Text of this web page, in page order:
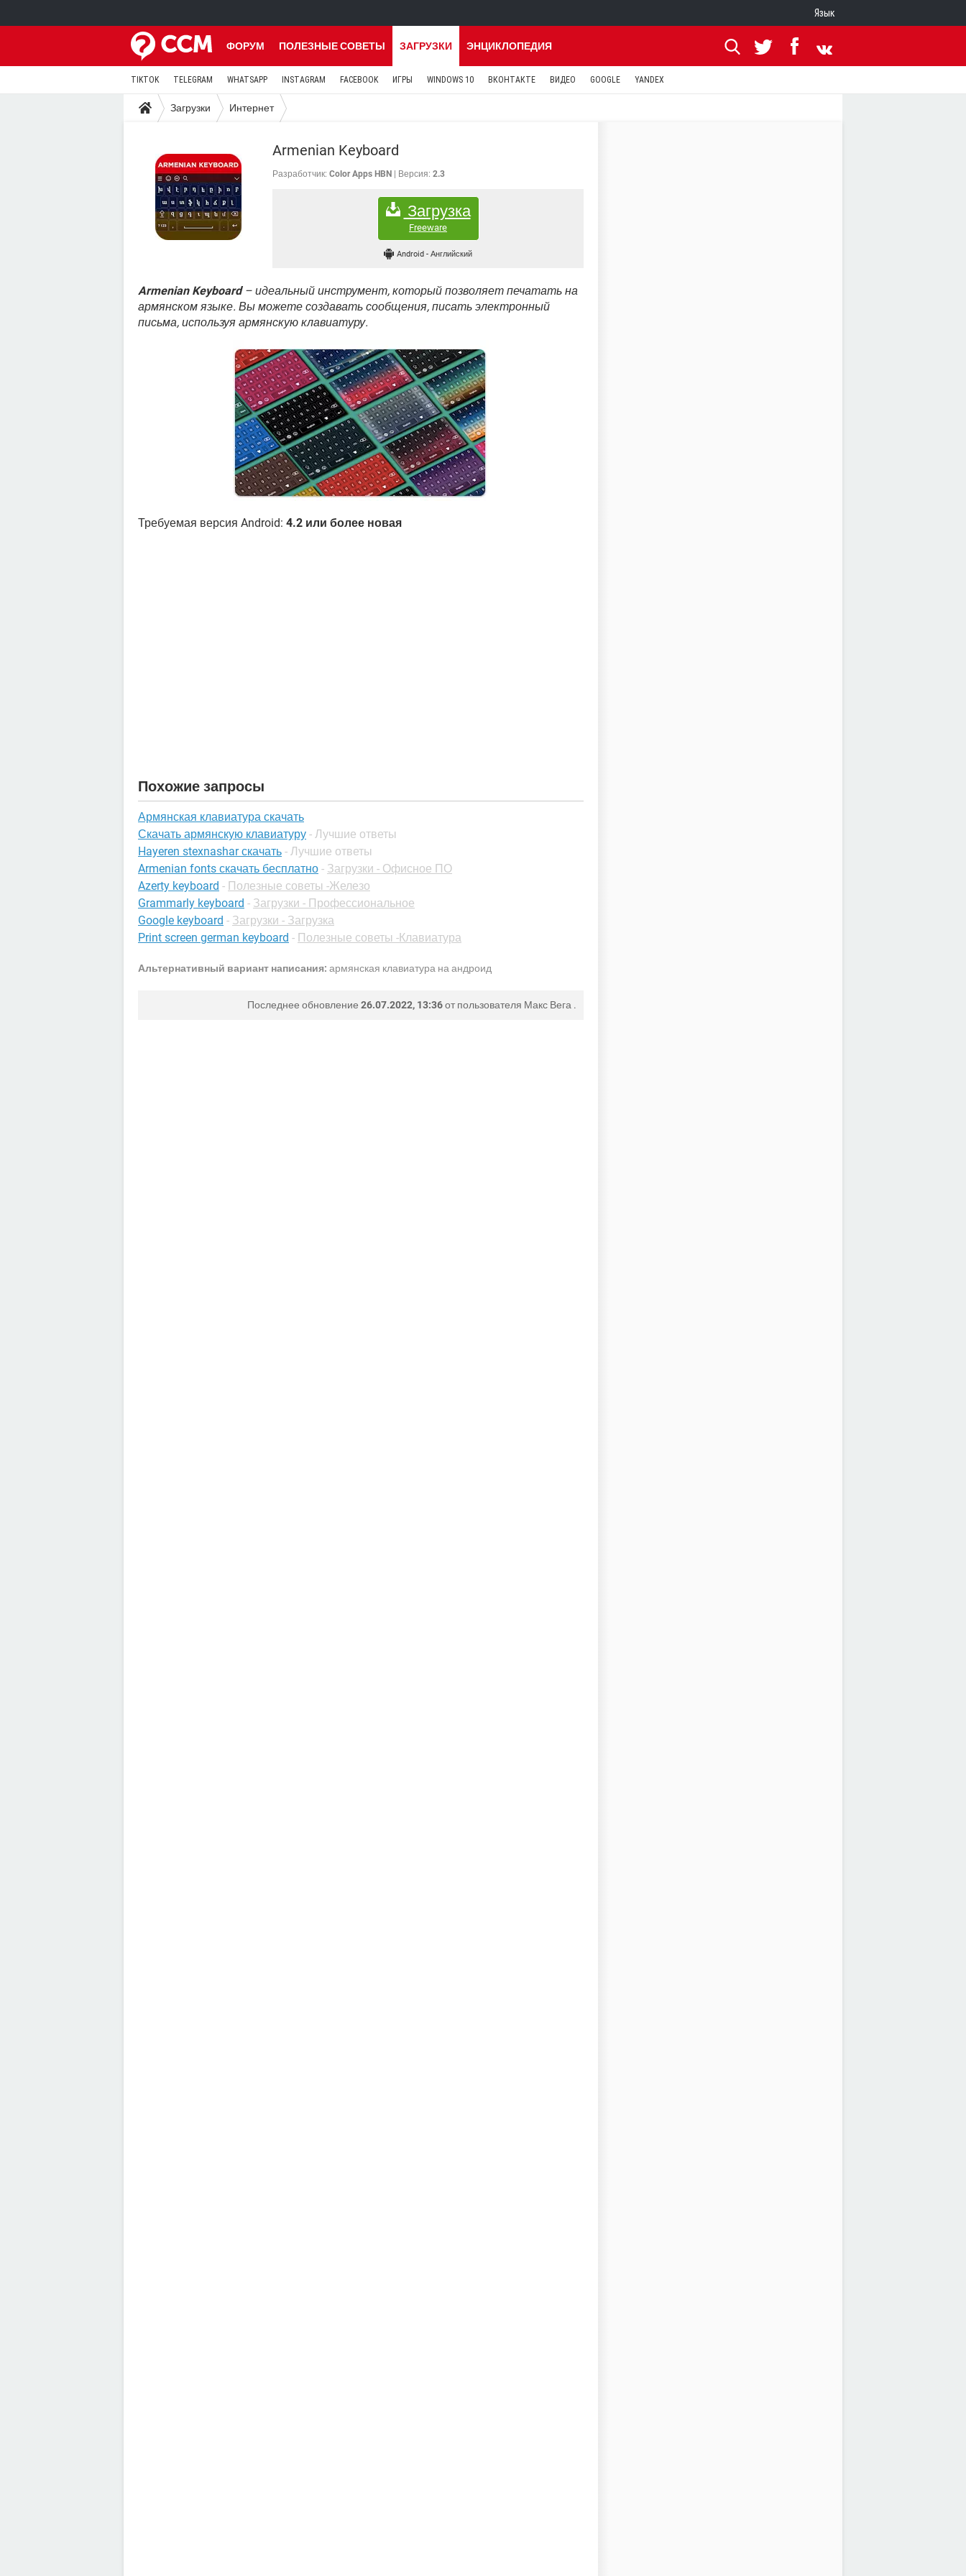
Язык
ФОРУМ ПОЛЕЗНЫЕ СОВЕТЫ ЗАГРУЗКИ ЭНЦИКЛОПЕДИЯ
TIKTOK TELEGRAM WHATSAPP INSTAGRAM FACEBOOK ИГРЫ WINDOWS 10 ВКОНТАКТЕ ВИДЕО GOOGLE YANDEX
Загрузки Интернет
Armenian Keyboard
Разработчик: Color Apps HBN Версия: 2.3
Загрузка
Freeware
Android - Английский
Armenian Keyboard– идеальный инструмент, который позволяет печатать на
армянском языке. Вы можете создавать сообщения, писать электронный
письма, используя армянскую клавиатуру.
Требуемая версия Android: 4.2 или более новая
Похожие запросы
Армянская клавиатура скачать
Скачать армянскую клавиатуру - Лучшие ответы
Hayeren stexnashar скачать - Лучшие ответы
Armenian fonts скачать бесплатно - Загрузки - Офисное ПО
Azerty keyboard - Полезные советы -Железо
Grammarly keyboard - Загрузки - Профессиональное
Google keyboard - Загрузки - Загрузка
Print screen german keyboard - Полезные советы -Клавиатура
Альтернативный вариант написания: армянская клавиатура на андроид
Последнее обновление 26.07.2022, 13:36от пользователя Макс Вега .